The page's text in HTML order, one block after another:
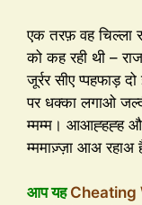
एक तरफ़ वह चिल्ला
को कह रही थी –
जूर्रर सीए प्पहफाड़
पर धक्का लगाओ
म्मम्म। आआह्हह्ह
म्ममाज़्ज़ा आअ रहाअ
आप यहCheating